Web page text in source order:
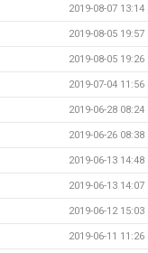
2019-08-07 13:14
2019-08-05 19:57
2019-08-05 19:26
2019-07-04 11:56
2019-06-28 08:24
2019-06-26 08:38
2019-06-13 14:48
2019-06-13 14:07
2019-06-12 15:03
2019-06-11 11:26